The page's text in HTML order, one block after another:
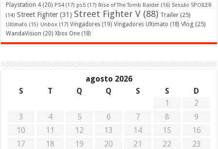
Playstation 4 (20) PS4(17) ps5 (17) Rise of The Tomb Raider (16) Sessão SPOILER
(14) Street Fighter (31) Street Fighter V (88) Trailer (25)
Ultimato (15) Unbox (17) Vingadores (19) Vingadores Ultimato (18) Vlog (25)
WandaVision (20) Xbox One (18)
agosto 2026
S
T Q Q S S
D
1
2
3
4 5 6 7 8
9
10
11 12 13 14 15
16
17
18 19 20 21 22
23